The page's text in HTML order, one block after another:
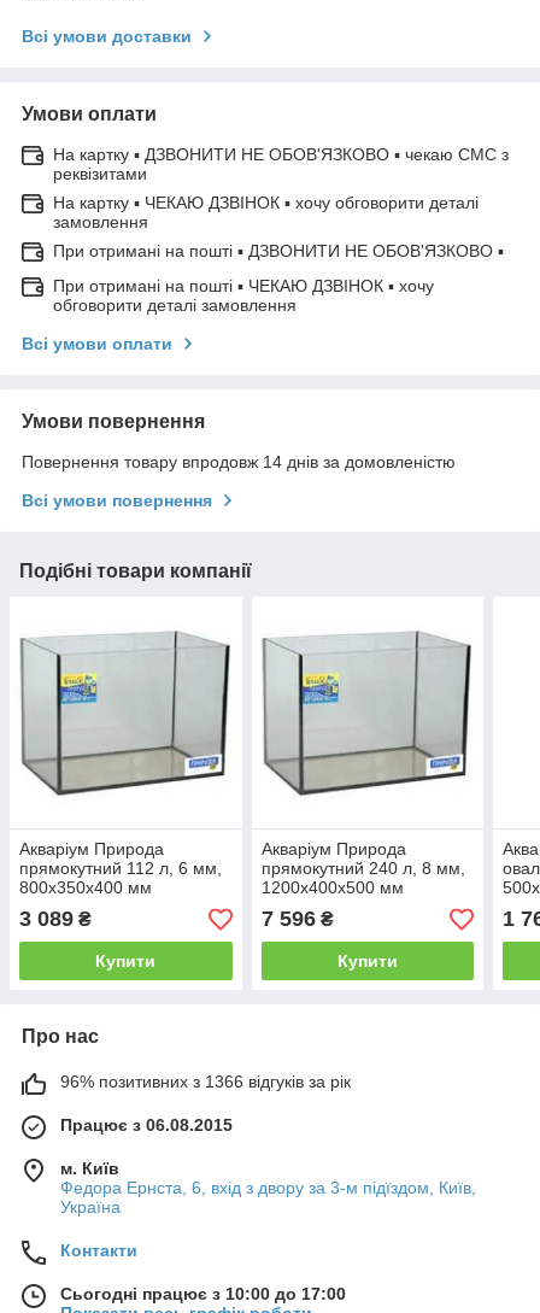
Всі умови доставки
Умови оплати
На картку ▪ ДЗВОНИТИ НЕ ОБОВ'ЯЗКОВО ▪ чекаю СМС з
реквізитами
На картку ▪ ЧЕКАЮ ДЗВІНОК ▪ хочу обговорити деталі
замовлення
При отримані на пошті ▪ ДЗВОНИТИ НЕ ОБОВ'ЯЗКОВО ▪
При отримані на пошті ▪ ЧЕКАЮ ДЗВІНОК ▪ хочу
обговорити деталі замовлення
Всі умови оплати
Умови повернення
Повернення товару впродовж 14 днів за домовленістю
Всі умови повернення
Подібні товари компанії
Акваріум Природа
прямокутний 112 л, 6 мм,
800х350х400 мм
3 089 ₴
Купити
Акваріум Природа
прямокутний 240 л, 8 мм,
1200х400х500 мм
7 596₴
Купити
1
Про нас
96% позитивних з 1366 відгуків за рік
Працює з 06.08.2015
м. Київ
Федора Ернста, 6, вхід з двору за 3-м підїздом, Київ,
Україна
Контакти
Сьогодні працює з 10:00 до 17:00